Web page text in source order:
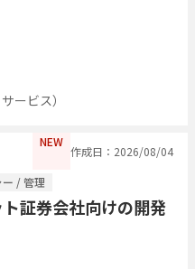
ービス）
NEW
作成日：2026/08/04
/ 管理
証券会社向けの開発